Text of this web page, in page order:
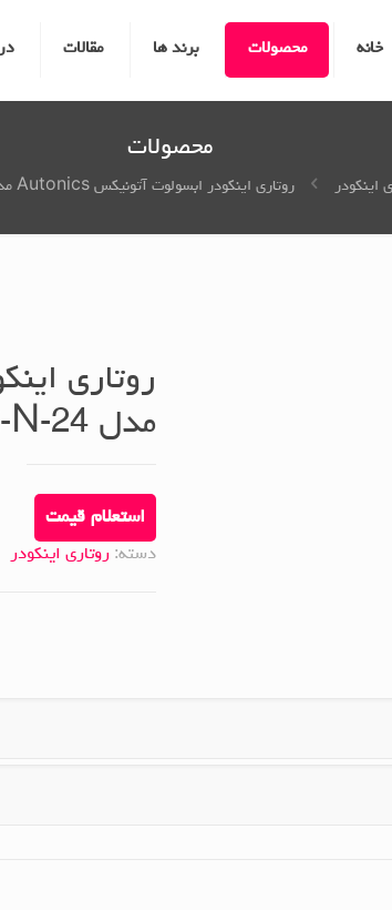
خانه محصولات برند ها مقالات
محصولات
اینکودر روتاری اینکودر ابسولوت آتونیکس Autonics مدل EP50S8-1024-3R-N-24
مدل EP50S8-1024-3R-N-24
استعلام قیمت
دسته: روتاری اینکودر